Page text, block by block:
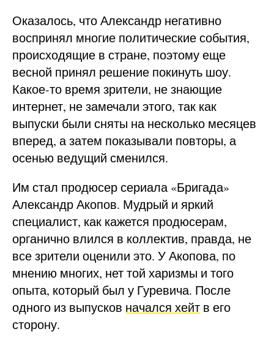
Оказалось, что Александр негативно
воспринял многие политические события,
происходящие в стране, поэтому еще
весной принял решение покинуть шоу.
Какое-то время зрители, не знающие
интернет, не замечали этого, так как
выпуски были сняты на несколько месяцев
вперед, а затем показывали повторы, а
осенью ведущий сменился.
Им стал продюсер сериала «Бригада»
Александр Акопов. Мудрый и яркий
специалист, как кажется продюсерам,
органично влился в коллектив, правда, не
все зрители оценили это. У Акопова, по
мнению многих, нет той харизмы и того
опыта, который был у Гуревича. После
одного из выпусков начался хейт в его
сторону.